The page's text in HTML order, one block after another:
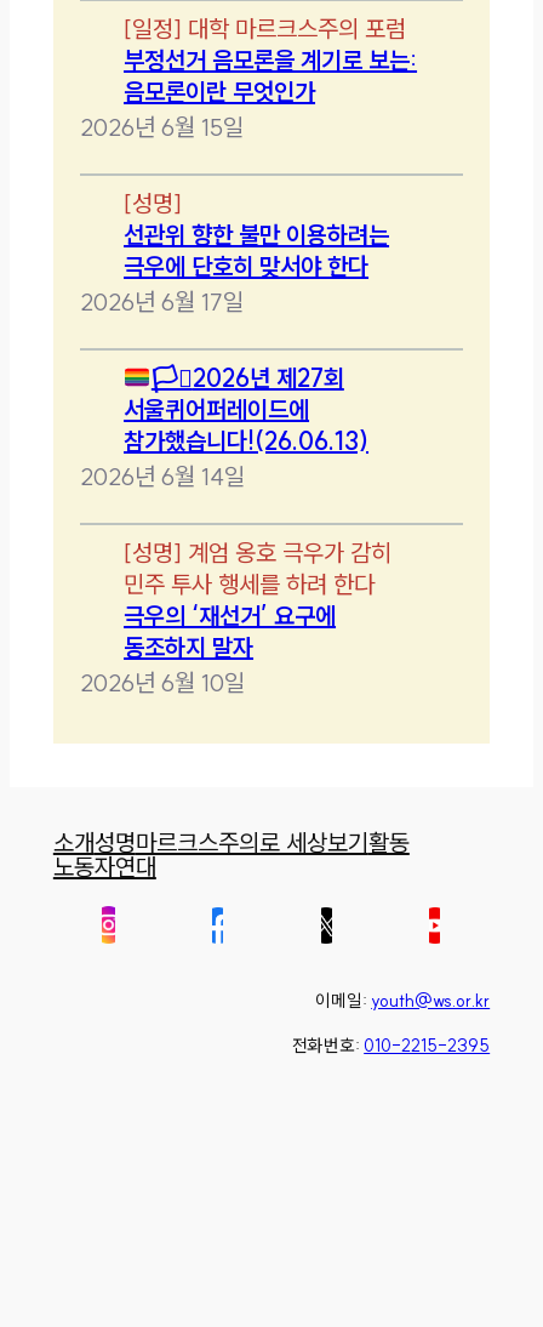
[일정] 대학 마르크스주의 포럼
부정선거 음모론을 계기로 보는:
음모론이란 무엇인가
2026년 6월 15일
[성명]
선관위 향한 불만 이용하려는
극우에 단호히 맞서야 한다
2026년 6월 17일
🏳️‍⚧️2026년 제27회
서울퀴어퍼레이드에
참가했습니다!(26.06.13)
2026년 6월 14일
[성명] 계엄 옹호 극우가 감히
민주 투사 행세를 하려 한다
극우의 ‘재선거’ 요구에
동조하지 말자
2026년 6월 10일
소개성명마르크스주의로 세상보기활동
노동자연대
이메일: youth@ws.or.kr
전화번호: 010-2215-2395